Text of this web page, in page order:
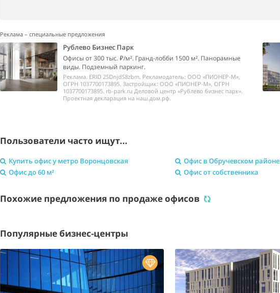
Реклама – специальные предложения
Рублево Бизнес Парк
Офисы от 300 тыс. ₽/м². Гранд-лобби 1500 м². Панорамные
виды. Подземный паркинг.
Реклама. ERID 2SDnjdS8zbm. Рекламодатель: ООО «ПИОНЕР-М»,
ОГРН 1037700173895. Застройщик: ООО «ПИОНЕР-М», ОГРН
1037700173895. rb-park.ru Деловой центр «Рублево бизнес парк».
Проектная декларация на наш.дом.рф.
Пользователи часто ищут...
Купить офис у метро Воронцовская Офис в Обручевском районе
Офис до 60 м²
Офис от собственника
Похожие предложения по продаже офисов
Популярные бизнес-центры